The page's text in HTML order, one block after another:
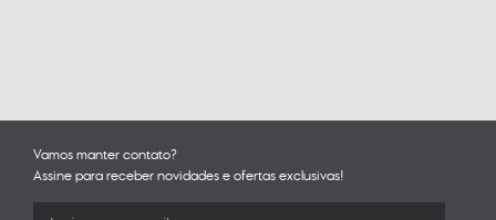
Vamos manter contato?
Assine para receber novidades e ofertas exclusivas!